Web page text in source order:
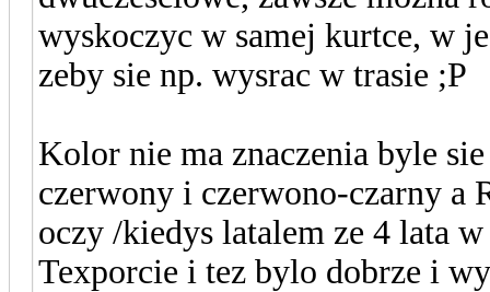
wyskoczyc w samej kurtce, w
zeby sie np. wysrac w trasie ;P
Kolor nie ma znaczenia byle
czerwony i czerwono-czarny a
oczy /kiedys latalem ze 4 lata
Texporcie i tez bylo dobrze i